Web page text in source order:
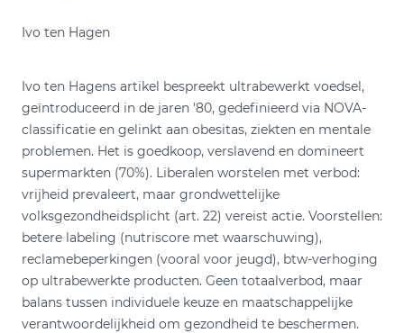
Ivo ten Hagen
Ivo ten Hagens artikel bespreekt ultrabewerkt voedsel,
geïntroduceerd in de jaren '80, gedefinieerd via NOVA-
classificatie en gelinkt aan obesitas, ziekten en mentale
problemen. Het is goedkoop, verslavend en domineert
supermarkten (70%). Liberalen worstelen met verbod:
vrijheid prevaleert, maar grondwettelijke
volksgezondheidsplicht (art. 22) vereist actie. Voorstellen:
betere labeling (nutriscore met waarschuwing),
reclamebeperkingen (vooral voor jeugd), btw-verhoging
op ultrabewerkte producten. Geen totaalverbod, maar
balans tussen individuele keuze en maatschappelijke
verantwoordelijkheid om gezondheid te beschermen.